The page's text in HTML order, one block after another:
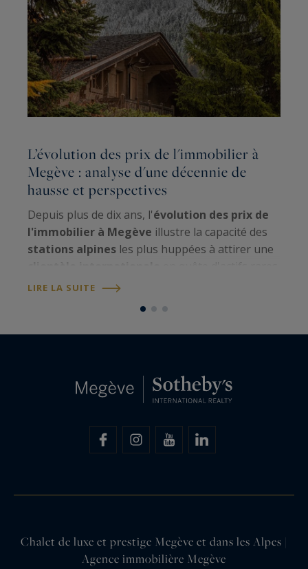
L’évolution des prix de l'immobilier à
Megève : analyse d'une décennie de
hausse et perspectives
Depuis plus de dix ans, l'évolution des prix de
l'immobilier à Megève illustre la capacité des
stations alpines les plus huppées à attirer une
Si certains marchés immobiliers connaissent des
LIRE LA SUITE
Chalet de luxe et prestige Megève et dans les Alpes |
Agence immobilière Megève